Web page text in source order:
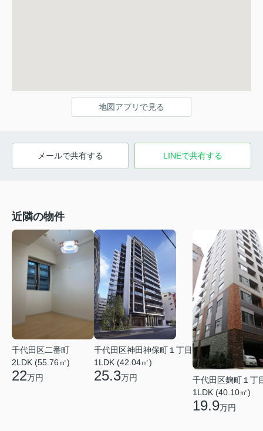
地図アプリで見る
メールで共有する LINEで共有する
近隣の物件
千代田区二番町
2LDK (55.76㎡)
22万円
千代田区神田神保町１丁目
1LDK (42.04㎡)
25.3万円
千代田区麹町１丁
1LDK (40.10㎡)
19.9万円